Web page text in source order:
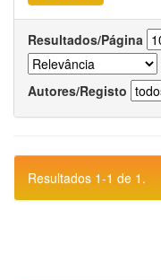
Resultados/Página
Autores/Registo
Resultados 1-1 de 1.